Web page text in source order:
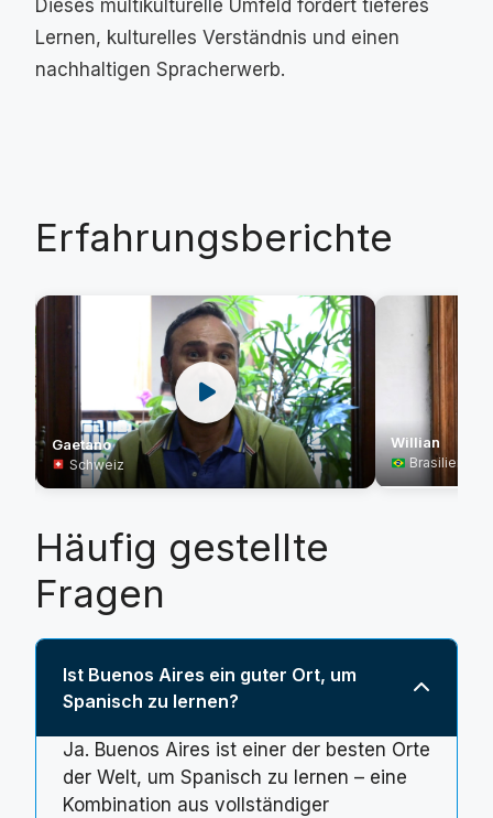
Dieses multikulturelle Umfeld fördert tieferes
Lernen, kulturelles Verständnis und einen
nachhaltigen Spracherwerb.
Erfahrungsberichte
Gaetano
Schweiz
Willian
Brasilien
Häufig gestellte
Fragen
Ist Buenos Aires ein guter Ort, um
Spanisch zu lernen?
Ja. Buenos Aires ist einer der besten Orte
der Welt, um Spanisch zu lernen – eine
Kombination aus vollständiger